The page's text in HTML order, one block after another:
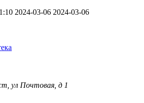
2024-03-06 2024-03-06
ул Почтовая, д 1